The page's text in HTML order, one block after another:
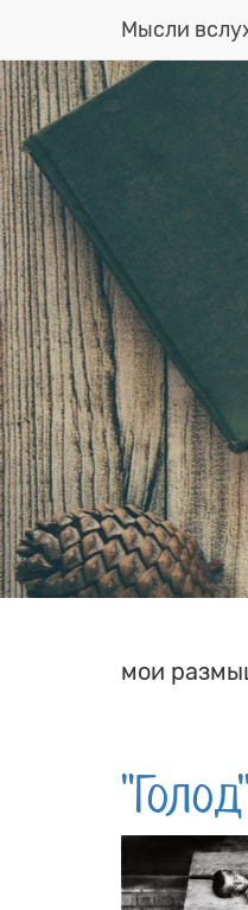
Перейти
к
основному
содержанию
Мысли
мои